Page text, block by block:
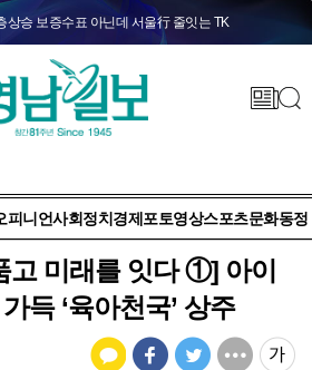
상승 보증수표 아닌데 서울行 줄잇는 TK
피니언사회정치 경제 포토영상스포츠문화동정
고 미래를 잇다 ①] 아이
득 ‘육아천국’ 상주